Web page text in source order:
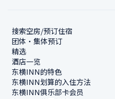
搜索空房/预订住宿
团体・集体预订
精选
酒店一览
东横INN的特色
东横INN划算的入住方法
东横INN俱乐部卡会员